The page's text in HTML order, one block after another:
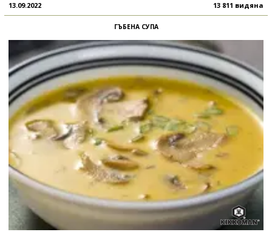
13.09.2022 13 811 видяна
ГЪБЕНА СУПА